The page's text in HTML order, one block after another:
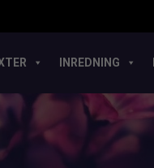
INREDNING